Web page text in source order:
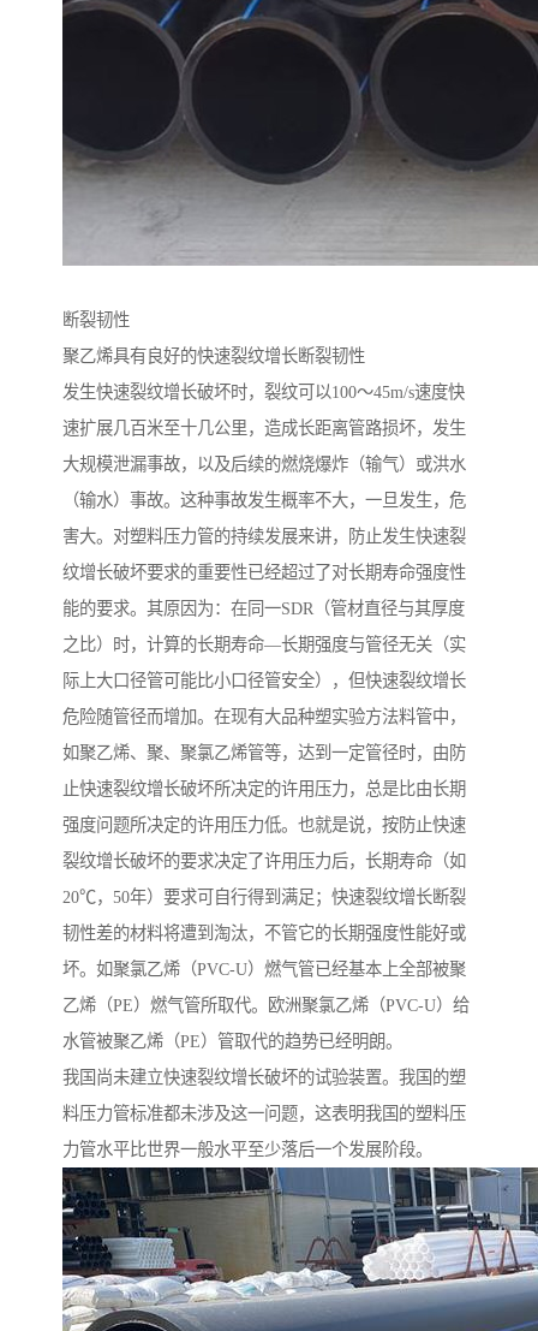
断裂韧性
聚乙烯具有良好的快速裂纹增长断裂韧性
发生快速裂纹增长破坏时，裂纹可以100～45m/s速度快
速扩展几百米至十几公里，造成长距离管路损坏，发生
大规模泄漏事故，以及后续的燃烧爆炸（输气）或洪水
（输水）事故。这种事故发生概率不大，一旦发生，危
害大。对塑料压力管的持续发展来讲，防止发生快速裂
纹增长破坏要求的重要性已经超过了对长期寿命强度性
能的要求。其原因为：在同一SDR（管材直径与其厚度
之比）时，计算的长期寿命—长期强度与管径无关（实
际上大口径管可能比小口径管安全），但快速裂纹增长
危险随管径而增加。在现有大品种塑实验方法料管中，
如聚乙烯、聚、聚氯乙烯管等，达到一定管径时，由防
止快速裂纹增长破坏所决定的许用压力，总是比由长期
强度问题所决定的许用压力低。也就是说，按防止快速
裂纹增长破坏的要求决定了许用压力后，长期寿命（如
20℃，50年）要求可自行得到满足；快速裂纹增长断裂
韧性差的材料将遭到淘汰，不管它的长期强度性能好或
坏。如聚氯乙烯（PVC-U）燃气管已经基本上全部被聚
乙烯（PE）燃气管所取代。欧洲聚氯乙烯（PVC-U）给
水管被聚乙烯（PE）管取代的趋势已经明朗。
我国尚未建立快速裂纹增长破坏的试验装置。我国的塑
料压力管标准都未涉及这一问题，这表明我国的塑料压
力管水平比世界一般水平至少落后一个发展阶段。